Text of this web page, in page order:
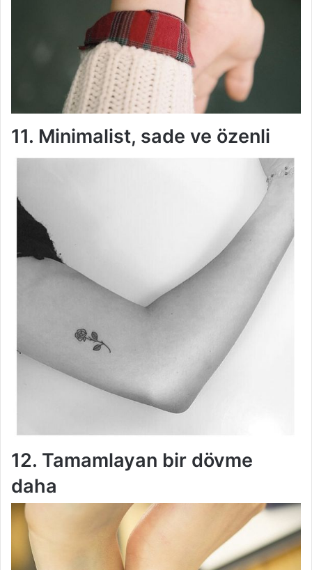
11. Minimalist, sade ve özenli
12. Tamamlayan bir dövme
daha